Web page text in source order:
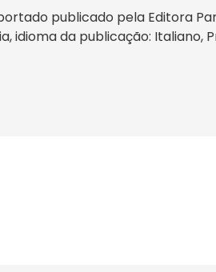
publicado pela Editora
idioma da publicação: Italiano,